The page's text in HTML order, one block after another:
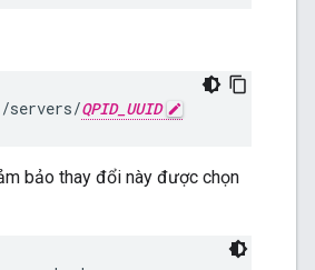
servers/QPID_UUID
bảo thay đổi này được chọn